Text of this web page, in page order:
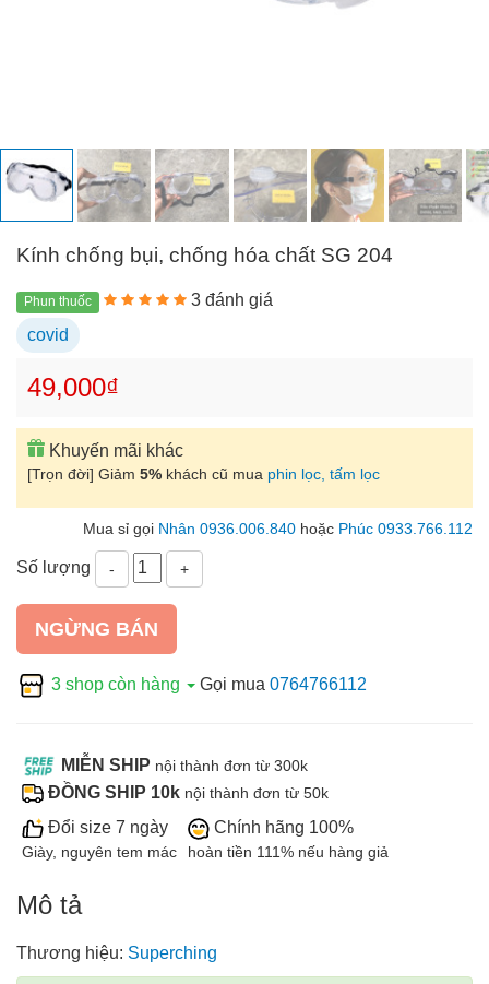
Kính chống bụi, chống hóa chất SG 204
Phun thuốc
3 đánh giá
covid
49,000₫
Khuyến mãi khác
[Trọn đời] Giảm 5% khách cũ mua phin lọc, tấm lọc
Mua sỉ gọi Nhân 0936.006.840 hoặc Phúc 0933.766.112
Số lượng - +
NGỪNG BÁN
3 shop còn hàng Gọi mua 0764766112
MIỄN SHIP nội thành đơn từ 300k
ĐỒNG SHIP 10k nội thành đơn từ 50k
Đổi size 7 ngày
Giày, nguyên tem mác
Chính hãng 100%
hoàn tiền 111% nếu hàng giả
Mô tả
Thương hiệu: Superching